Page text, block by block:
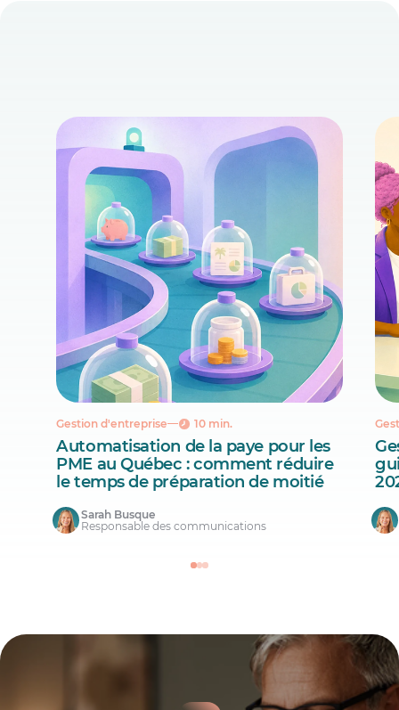
Gestion d'entreprise 10 min.
Automatisation de la paye pour les
PME au Québec : comment réduire
le temps de préparation de moitié
Sarah Busque
Responsable des communications